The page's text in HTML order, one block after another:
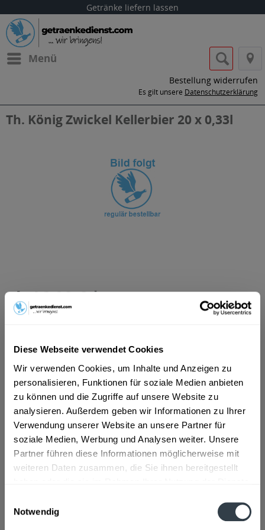
Diese Webseite verwendet Cookies
Wir verwenden Cookies, um Inhalte und Anzeigen zu
personalisieren, Funktionen für soziale Medien anbieten
zu können und die Zugriffe auf unsere Website zu
analysieren. Außerdem geben wir Informationen zu Ihrer
Verwendung unserer Website an unsere Partner für
soziale Medien, Werbung und Analysen weiter. Unsere
Partner führen diese Informationen möglicherweise mit
weiteren Daten zusammen, die Sie ihnen bereitgestellt
Notwendig
Getränke liefern lassen
Menü
Bestellung widerrufen
Es gilt unsere Datenschutzerklärung
Th. König Zwickel Kellerbier 20 x 0,33l
ab 16,29 € *
Inhalt:6.6 Liter (2,47 € * / 1 Liter)
MEHRWEG
+3,10 € Pfand
In denWarenkorb
Artikel-Nr.:
34029
Verfügbar in:
Beschreibung
Zutaten und Allergene